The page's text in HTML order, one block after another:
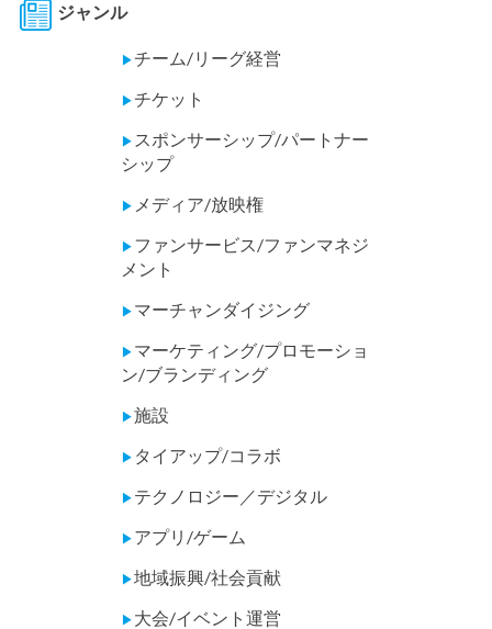
ジャンル
▶チーム/リーグ経営
▶チケット
▶ スポンサーシップ/パートナー
シップ
▶ メディア/放映権
▶ ファンサービス/ファンマネジ
メント
▶ マーチャンダイジング
▶ マーケティング/プロモーショ
ン/ブランディング
▶施設
▶ タイアップ/コラボ
▶ テクノロジー／デジタル
▶ アプリ/ゲーム
▶地域振興/社会貢献
▶ 大会/イベント運営